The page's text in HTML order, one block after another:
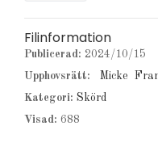
Filinformation
Publicerad: 2024/10/15
Upphovsrätt:
Micke
Kategori: Skörd
Visad: 688